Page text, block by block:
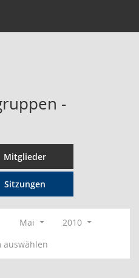
-
Mitglieder
Sitzungen
Mai
2010
auswählen